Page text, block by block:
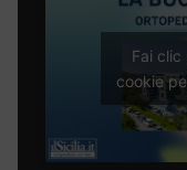
Fai
cookie